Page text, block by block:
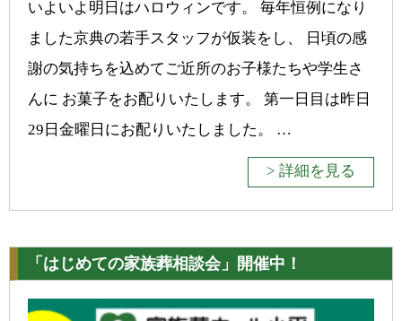
いよいよ明日はハロウィンです。 毎年恒例になり
ました京典の若手スタッフが仮装をし、 日頃の感
謝の気持ちを込めてご近所のお子様たちや学生さ
んに お菓子をお配りいたします。 第一日目は昨日
29日金曜日にお配りいたしました。 …
> 詳細を見る
「はじめての家族葬相談会」開催中！